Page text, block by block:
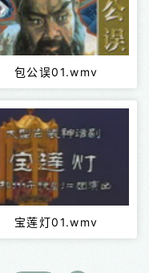
包公误01.wmv
宝莲灯01.wmv